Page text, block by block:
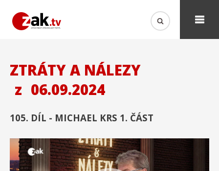
ZTRÁTY A NÁLEZY
z 06.09.2024
105. DÍL - MICHAEL KRS 1. ČÁST